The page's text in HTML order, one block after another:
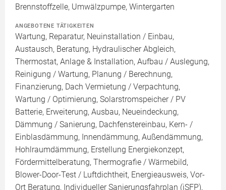
Brennstoffzelle, Umwälzpumpe, Wintergarten
ANGEBOTENE TÄTIGKEITEN
Wartung, Reparatur, Neuinstallation / Einbau,
Austausch, Beratung, Hydraulischer Abgleich,
Thermostat, Anlage & Installation, Aufbau / Auslegung,
Reinigung / Wartung, Planung / Berechnung,
Finanzierung, Dach Vermietung / Verpachtung,
Wartung / Optimierung, Solarstromspeicher / PV
Batterie, Erweiterung, Ausbau, Neueindeckung,
Dämmung / Sanierung, Dachfenstereinbau, Kern- /
Einblasdämmung, Innendämmung, Außendämmung,
Hohlraumdämmung, Erstellung Energiekonzept,
Fördermittelberatung, Thermografie / Wärmebild,
Blower-Door-Test / Luftdichtheit, Energieausweis, Vor-
Ort Beratung, Individueller Sanierungsfahrplan (iSFP),